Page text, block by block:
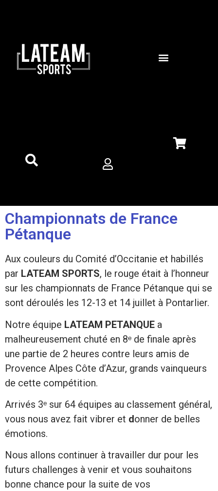
Championnats de France
Pétanque
Aux couleurs du Comité d’Occitanie et habillés
par LATEAM SPORTS, le rouge était à l’honneur
sur les championnats de France Pétanque qui se
sont déroulés les 12-13 et 14 juillet à Pontarlier.
Notre équipe LATEAM PETANQUE a
malheureusement chuté en 8ᵉ de finale après
une partie de 2 heures contre leurs amis de
Provence Alpes Côte d’Azur, grands vainqueurs
de cette compétition.
Arrivés 3ᵉ sur 64 équipes au classement général,
vous nous avez fait vibrer et donner de belles
émotions.
Nous allons continuer à travailler dur pour les
futurs challenges à venir et vous souhaitons
bonne chance pour la suite de vos